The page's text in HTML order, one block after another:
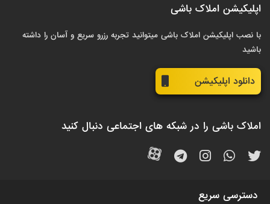
اپلیکیشن املاک باشی
با نصب اپلیکیشن املاک باشی میتوانید تجربه رزرو سریع و آسان را داشته
باشید
دانلود اپلیکیشن
املاک باشی را در شبکه های اجتماعی دنبال کنید
دسترسی سریع